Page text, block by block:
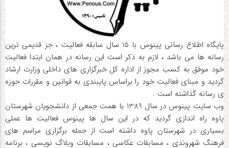
پایگاه اطلاع رسانی پینوس با 15 سال سابقه فعالیت ، جز قدیمی ترین
رسانه ها می باشد ، لازم به ذکر است این رسانه در همان ابتدا فعالیت
خود موفق به کسب مجوز از اداره کل خبرگزاری های داخلی وزارت ارشاد
گردید و مبنای فعالیت خود را براساس پایبندی به قوانین و مقررات حوزه
ی رسانه گذاشته است .
وب سایت پینوس در سال 1389 با همت جمعی از دانشجویان شهرستان
پاوه راه اندازی گردید که در این سال ها پینوس فعالیت ها عملی
بسیاری در شهرستان پاوه داشته است از جمله برگزاری مراسم های
فرهنگ شهروندی ، مسابقات عکاسی ، مسابقات وبلاگ نویسی ، برنامه